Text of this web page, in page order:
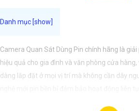
Camera Quan Sát Dùng Pin chính hãng là
hiệu quả cho gia đình và văn phòng cửa
dàng lắp đặt ở mọi vị trí mà không cần dây